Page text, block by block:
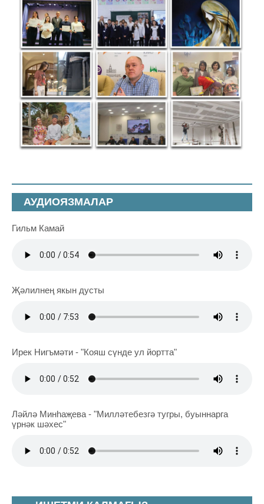
АУДИОЯЗМАЛАР
Гильм Камай
Җәлилнең якын дусты
Ирек Нигъмәти - "Кояш сүнде ул йортта"
Ләйлә Минһаҗева - "Милләтебезгә тугры, буыннарга
үрнәк шәхес"